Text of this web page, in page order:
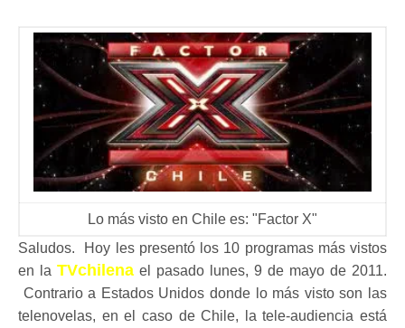
Lo más visto en Chile es: "Factor X"
Saludos. Hoy les presentó los 10 programas más vistos
en la TVchilena el pasado lunes, 9 de mayo de 2011.
Contrario a Estados Unidos donde lo más visto son las
telenovelas, en el caso de Chile, la tele-audiencia está